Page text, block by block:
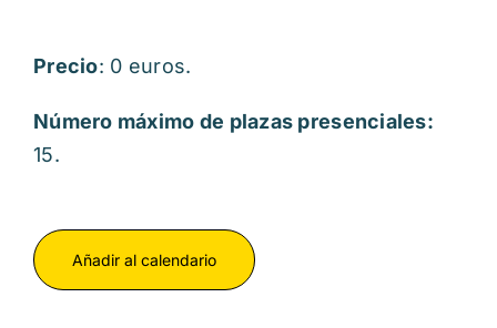
Precio: 0 euros.
Número máximo de plazas presenciales:
15.
Añadir al calendario